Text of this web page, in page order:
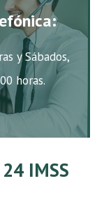
y Sábados,
horas.
IMSS